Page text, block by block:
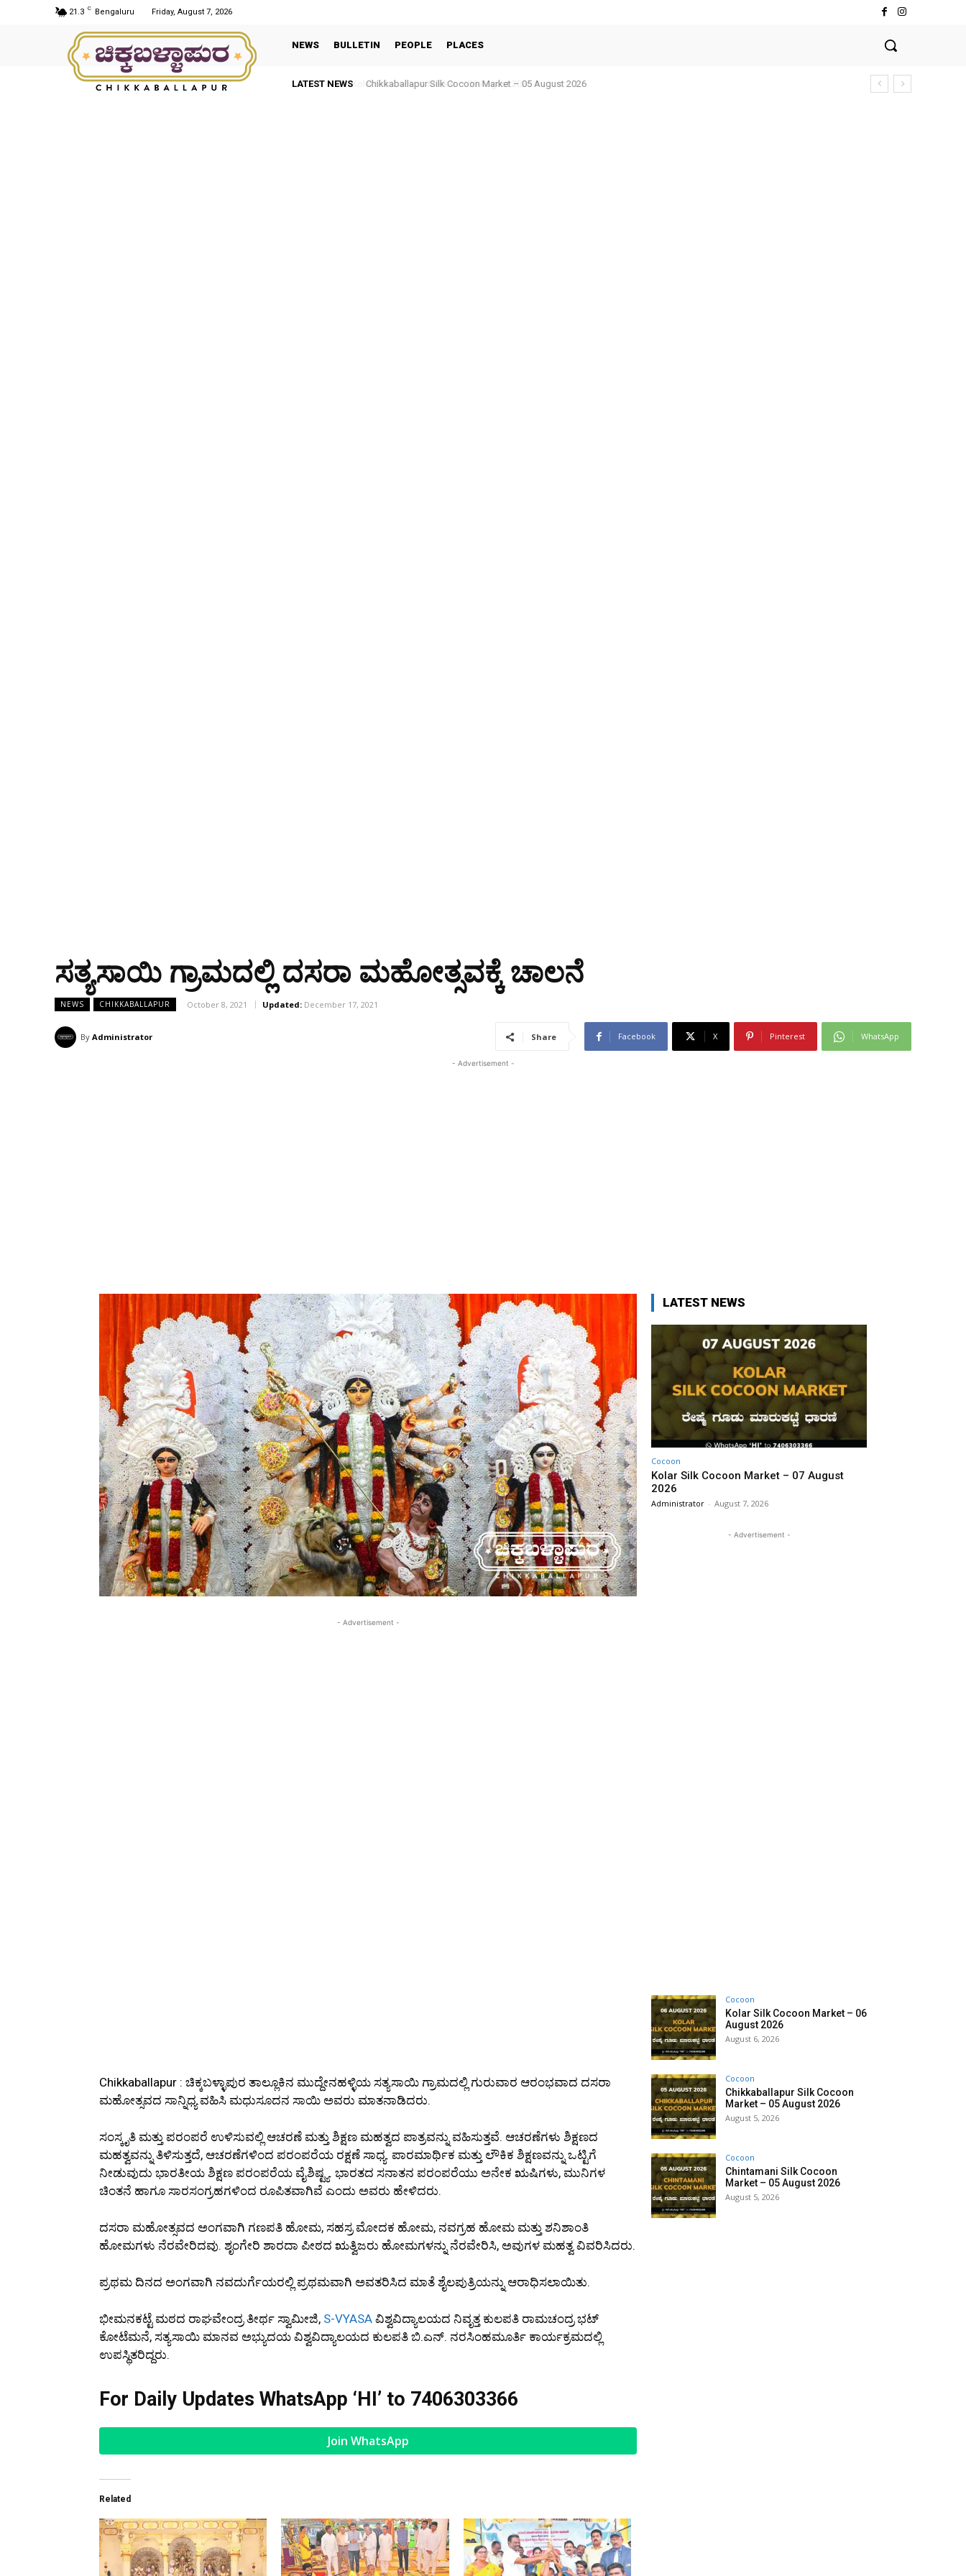
21.3 C Bengaluru Friday, August 7, 2026
NEWS BULLETIN PEOPLE PLACES
LATEST NEWS Chikkaballapur Silk Cocoon Market – 05 August 2026
ಸತ್ಯಸಾಯಿ ಗ್ರಾಮದಲ್ಲಿ ದಸರಾ ಮಹೋತ್ಸವಕ್ಕೆ ಚಾಲನೆ
NEWS CHIKKABALLAPUR October 8, 2021 Updated: December 17, 2021
By Administrator Share Facebook X Pinterest WhatsApp
- Advertisement -
- Advertisement -
Chikkaballapur : ಚಿಕ್ಕಬಳ್ಳಾಪುರ ತಾಲ್ಲೂಕಿನ ಮುದ್ದೇನಹಳ್ಳಿಯ ಸತ್ಯಸಾಯಿ ಗ್ರಾಮದಲ್ಲಿ ಗುರುವಾರ ಆರಂಭವಾದ ದಸರಾ
ಮಹೋತ್ಸವದ ಸಾನ್ನಿಧ್ಯ ವಹಿಸಿ ಮಧುಸೂದನ ಸಾಯಿ ಅವರು ಮಾತನಾಡಿದರು.
ಸಂಸ್ಕೃತಿ ಮತ್ತು ಪರಂಪರೆ ಉಳಿಸುವಲ್ಲಿ ಆಚರಣೆ ಮತ್ತು ಶಿಕ್ಷಣ ಮಹತ್ವದ ಪಾತ್ರವನ್ನು ವಹಿಸುತ್ತವೆ. ಆಚರಣೆಗಳು ಶಿಕ್ಷಣದ
ಮಹತ್ವವನ್ನು ತಿಳಿಸುತ್ತದೆ, ಆಚರಣೆಗಳಿಂದ ಪರಂಪರೆಯ ರಕ್ಷಣೆ ಸಾಧ್ಯ. ಪಾರಮಾರ್ಥಿಕ ಮತ್ತು ಲೌಕಿಕ ಶಿಕ್ಷಣವನ್ನು ಒಟ್ಟಿಗೆ
ನೀಡುವುದು ಭಾರತೀಯ ಶಿಕ್ಷಣ ಪರಂಪರೆಯ ವೈಶಿಷ್ಟ್ಯ. ಭಾರತದ ಸನಾತನ ಪರಂಪರೆಯು ಅನೇಕ ಋಷಿಗಳು, ಮುನಿಗಳ
ಚಿಂತನೆ ಹಾಗೂ ಸಾರಸಂಗ್ರಹಗಳಿಂದ ರೂಪಿತವಾಗಿವೆ ಎಂದು ಅವರು ಹೇಳಿದರು.
ದಸರಾ ಮಹೋತ್ಸವದ ಅಂಗವಾಗಿ ಗಣಪತಿ ಹೋಮ, ಸಹಸ್ರ ಮೋದಕ ಹೋಮ, ನವಗ್ರಹ ಹೋಮ ಮತ್ತು ಶನಿಶಾಂತಿ
ಹೋಮಗಳು ನೆರವೇರಿದವು. ಶೃಂಗೇರಿ ಶಾರದಾ ಪೀಠದ ಋತ್ವಿಜರು ಹೋಮಗಳನ್ನು ನೆರವೇರಿಸಿ, ಅವುಗಳ ಮಹತ್ವ ವಿವರಿಸಿದರು.
ಪ್ರಥಮ ದಿನದ ಅಂಗವಾಗಿ ನವದುರ್ಗೆಯರಲ್ಲಿ ಪ್ರಥಮವಾಗಿ ಅವತರಿಸಿದ ಮಾತೆ ಶೈಲಪುತ್ರಿಯನ್ನು ಆರಾಧಿಸಲಾಯಿತು.
ಭೀಮನಕಟ್ಟೆ ಮಠದ ರಾಘವೇಂದ್ರ ತೀರ್ಥ ಸ್ವಾಮೀಜಿ, S-VYASA ವಿಶ್ವವಿದ್ಯಾಲಯದ ನಿವೃತ್ತ ಕುಲಪತಿ ರಾಮಚಂದ್ರ ಭಟ್
ಕೋಟೆಮನೆ, ಸತ್ಯಸಾಯಿ ಮಾನವ ಅಭ್ಯುದಯ ವಿಶ್ವವಿದ್ಯಾಲಯದ ಕುಲಪತಿ ಬಿ.ಎನ್. ನರಸಿಂಹಮೂರ್ತಿ ಕಾರ್ಯಕ್ರಮದಲ್ಲಿ
ಉಪಸ್ಥಿತರಿದ್ದರು.
For Daily Updates WhatsApp ‘HI’ to 7406303366
Join WhatsApp
Related
LATEST NEWS
Cocoon
Kolar Silk Cocoon Market – 07 August
2026
Administrator - August 7, 2026
- Advertisement -
Cocoon
Kolar Silk Cocoon Market – 06
August 2026
August 6, 2026
Cocoon
Chikkaballapur Silk Cocoon
Market – 05 August 2026
August 5, 2026
Cocoon
Chintamani Silk Cocoon
Market – 05 August 2026
August 5, 2026